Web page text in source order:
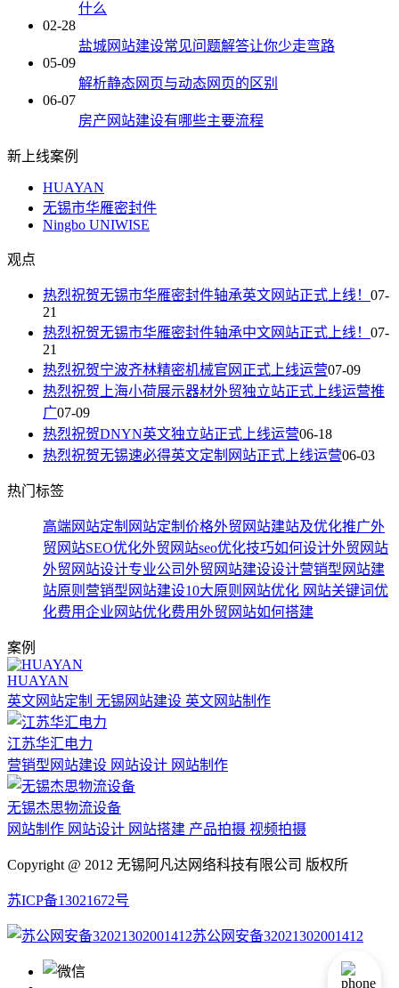
什么
02-28
盐城网站建设常见问题解答让你少走弯路
05-09
解析静态网页与动态网页的区别
06-07
房产网站建设有哪些主要流程
新上线案例
HUAYAN
无锡市华雁密封件
Ningbo UNIWISE
观点
热烈祝贺无锡市华雁密封件轴承英文网站正式上线！ 07-
21
热烈祝贺无锡市华雁密封件轴承中文网站正式上线！ 07-
21
热烈祝贺宁波齐林精密机械官网正式上线运营07-09
热烈祝贺上海小荷展示器材外贸独立站正式上线运营推
广07-09
热烈祝贺DNYN英文独立站正式上线运营06-18
热烈祝贺无锡速必得英文定制网站正式上线运营06-03
热门标签
高端网站定制 网站定制价格外贸网站建站及优化推广外
贸网站SEO优化外贸网站seo优化技巧如何设计外贸网站
外贸网站设计专业公司外贸网站建设设计营销型网站建
站原则 营销型网站建设10大原则 网站优化 网站关键词优
化费用企业网站优化费用外贸网站如何搭建
案例
HUAYAN
英文网站定制 无锡网站建设 英文网站制作
江苏华汇电力
营销型网站建设 网站设计 网站制作
无锡杰思物流设备
网站制作 网站设计 网站搭建 产品拍摄 视频拍摄
Copyright @ 2012 无锡阿凡达网络科技有限公司 版权所
苏ICP备13021672号
苏公网安备32021302001412